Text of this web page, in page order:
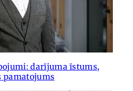
darījuma īstums,
pamatojums